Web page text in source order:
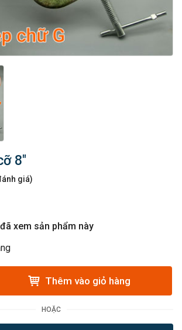
8″
giá)
xem sản phẩm này
Thêm vào giỏ hàng
HOẶC